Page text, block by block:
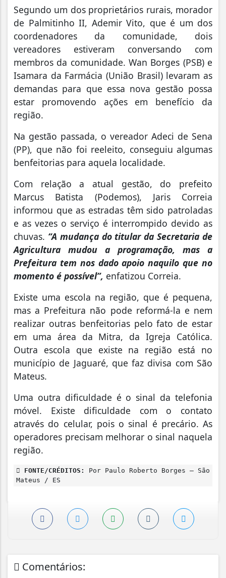
Segundo um dos proprietários rurais, morador
de Palmitinho II, Ademir Vito, que é um dos
coordenadores da comunidade, dois
vereadores estiveram conversando com
membros da comunidade. Wan Borges (PSB) e
Isamara da Farmácia (União Brasil) levaram as
demandas para que essa nova gestão possa
estar promovendo ações em benefício da
região.
Na gestão passada, o vereador Adeci de Sena
(PP), que não foi reeleito, conseguiu algumas
benfeitorias para aquela localidade.
Com relação a atual gestão, do prefeito
Marcus Batista (Podemos), Jaris Correia
informou que as estradas têm sido patroladas
e as vezes o serviço é interrompido devido as
chuvas. “A mudança do titular da Secretaria de
Agricultura mudou a programação, mas a
Prefeitura tem nos dado apoio naquilo que no
momento é possível”, enfatizou Correia.
Existe uma escola na região, que é pequena,
mas a Prefeitura não pode reformá-la e nem
realizar outras benfeitorias pelo fato de estar
em uma área da Mitra, da Igreja Católica.
Outra escola que existe na região está no
município de Jaguaré, que faz divisa com São
Mateus.
Uma outra dificuldade é o sinal da telefonia
móvel. Existe dificuldade com o contato
através do celular, pois o sinal é precário. As
operadores precisam melhorar o sinal naquela
região.
FONTE/CRÉDITOS:
Por Paulo Roberto Borges – São
Mateus / ES
Comentários: